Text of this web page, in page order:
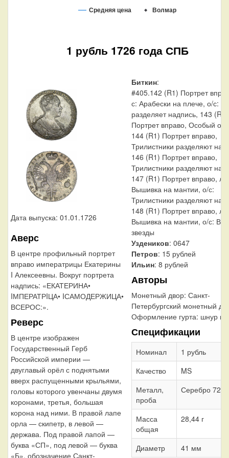
Средняя цена Волмар
1 рубль 1726 года СПБ
Дата выпуска: 01.01.1726
Аверс
В центре профильный портрет
вправо императрицы Екатерины
I Алексеевны. Вокруг портрета
надпись: «ЕКАТЕРИНА•
IМПЕРАТРIЦА• IСАМОДЕРЖИЦА•
ВСЕРОС:».
Реверс
В центре изображен
Государственный Герб
Российской империи —
двуглавый орёл с поднятыми
вверх распущенными крыльями,
головы которого увенчаны двумя
коронами, третья, большая
корона над ними. В правой лапе
орла — скипетр, в левой —
держава. Под правой лапой —
буква «СП», под левой — буква
«Б», обозначение Санкт-
Биткин:
#405.142 (R1) Портрет
с: Арабески на плече, о/с:
разделяет надпись, 143 (R1)
Портрет вправо, Особый
144 (R1) Портрет вправо,
Трилистники разделяют
146 (R1) Портрет вправо,
Трилистники разделяют
147 (R1) Портрет вправо, л/
Вышивка на мантии, о/с:
Трилистники разделяют
148 (R1) Портрет вправо, л/
Вышивка на мантии, о/с:
звезды
Уздеников: 0647
Петров: 15 рублей
Ильин: 8 рублей
Авторы
Монетный двор: Санкт-
Петербургский монетный
Оформление гурта: шнур
Спецификации
Номинал
1 рубль
Качество
MS
Металл,
проба
Серебро 728
Масса
общая
28,44 г
Диаметр 41 мм